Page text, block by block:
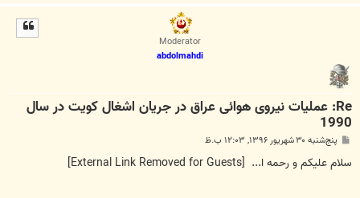
ا
Moderator
abdolmahdi
Re: عملیات نیروی هوائی عراق در جریان اشغال کویت در سال
1990
پ
ت
پنج‌شنبه ۳۰ شهریور ۱۳۹۶, ۱۲:۰۳ ب.ظ
سلام علیکم و رحمه ا...